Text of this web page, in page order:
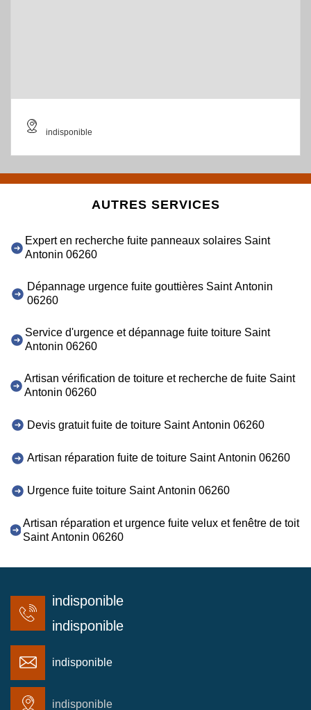
indisponible
AUTRES SERVICES
Expert en recherche fuite panneaux solaires Saint
Antonin 06260
Dépannage urgence fuite gouttières Saint Antonin
06260
Service d'urgence et dépannage fuite toiture Saint
Antonin 06260
Artisan vérification de toiture et recherche de fuite Saint
Antonin 06260
Devis gratuit fuite de toiture Saint Antonin 06260
Artisan réparation fuite de toiture Saint Antonin 06260
Urgence fuite toiture Saint Antonin 06260
Artisan réparation et urgence fuite velux et fenêtre de toit
Saint Antonin 06260
indisponible
indisponible
indisponible
indisponible